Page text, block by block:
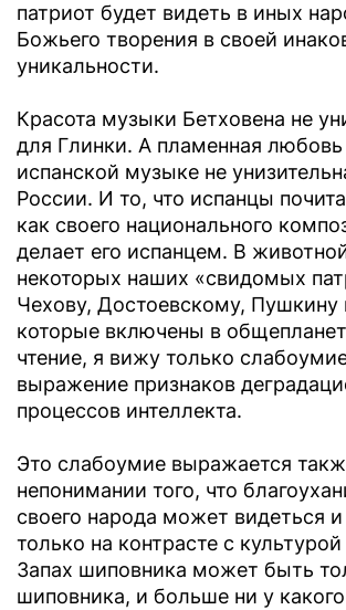
патриот будет видеть в иных
Божьего творения в своей
уникальности.
Красота музыки Бетховена не
для Глинки. А пламенная
испанской музыке не
России. И то, что испанцы
как своего национального
делает его испанцем. В
некоторых наших «свидомых
Чехову, Достоевскому, Пушкину
которые включены в
чтение, я вижу только
выражение признаков
процессов интеллекта.
Это слабоумие выражается
непонимании того, что
своего народа может видеться
только на контрасте с культурой
Запах шиповника может быть
шиповника, и больше ни у какого